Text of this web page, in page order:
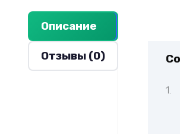
Описание
Отзывы (0)